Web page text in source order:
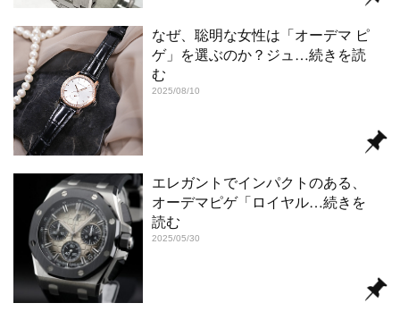
なぜ、聡明な女性は「オーデマ ピ
ゲ」を選ぶのか？ジュ …続きを読
む
2025/08/10
エレガントでインパクトのある、
オーデマピゲ「ロイヤル…続きを
読む
2025/05/30